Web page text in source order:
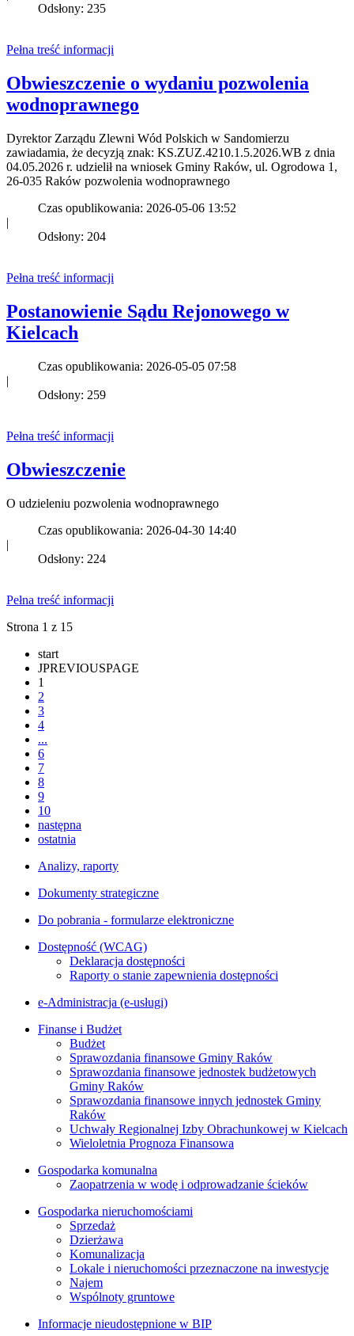
Odsłony: 235
Pełna treść informacji
Obwieszczenie o wydaniu pozwolenia
wodnoprawnego
Dyrektor Zarządu Zlewni Wód Polskich w Sandomierzu
zawiadamia, że decyzją znak: KS.ZUZ.4210.1.5.2026.WB z dnia
04.05.2026 r. udzielił na wniosek Gminy Raków, ul. Ogrodowa 1,
26-035 Raków pozwolenia wodnoprawnego
Czas opublikowania: 2026-05-06 13:52
|
Odsłony: 204
Pełna treść informacji
Postanowienie Sądu Rejonowego w
Kielcach
Czas opublikowania: 2026-05-05 07:58
|
Odsłony: 259
Pełna treść informacji
Obwieszczenie
O udzieleniu pozwolenia wodnoprawnego
Czas opublikowania: 2026-04-30 14:40
|
Odsłony: 224
Pełna treść informacji
Strona 1 z 15
start
JPREVIOUSPAGE
1
2
3
4
...
6
7
8
9
10
następna
ostatnia
Analizy, raporty
Dokumenty strategiczne
Do pobrania - formularze elektroniczne
Dostępność (WCAG)
Deklaracja dostępności
Raporty o stanie zapewnienia dostępności
e-Administracja (e-usługi)
Finanse i Budżet
Budżet
Sprawozdania finansowe Gminy Raków
Sprawozdania finansowe jednostek budżetowych
Gminy Raków
Sprawozdania finansowe innych jednostek Gminy
Raków
Uchwały Regionalnej Izby Obrachunkowej w Kielcach
Wieloletnia Prognoza Finansowa
Gospodarka komunalna
Zaopatrzenia w wodę i odprowadzanie ścieków
Gospodarka nieruchomościami
Sprzedaż
Dzierżawa
Komunalizacja
Lokale i nieruchomości przeznaczone na inwestycje
Najem
Wspólnoty gruntowe
Informacje nieudostępnione w BIP